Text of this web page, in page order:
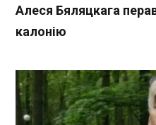
Алеся Бяляцкага
калонію